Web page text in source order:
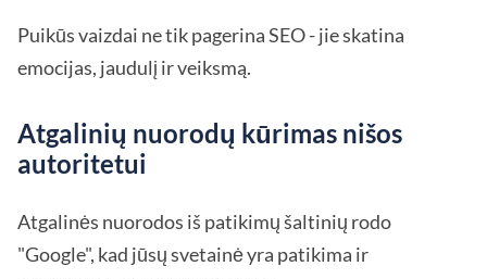
Puikūs vaizdai ne tik pagerina SEO - jie skatina
emocijas, jaudulį ir veiksmą.
Atgalinių nuorodų kūrimas nišos
autoritetui
Atgalinės nuorodos iš patikimų šaltinių rodo
"Google", kad jūsų svetainė yra patikima ir